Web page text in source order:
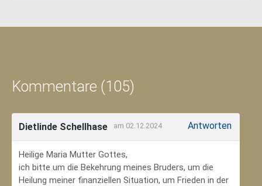
Kommentare (105)
Dietlinde Schellhase am 02.12.2024 Antworten
Heilige Maria Mutter Gottes,
ich bitte um die Bekehrung meines Bruders, um die
Heilung meiner finanziellen Situation, um Frieden in der